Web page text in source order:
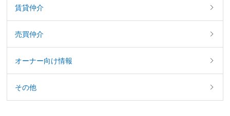
賃貸仲介
売買仲介
オーナー向け情報
その他